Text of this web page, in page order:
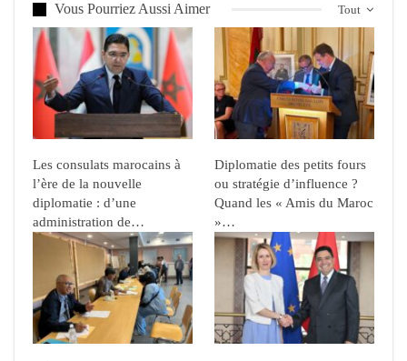
Tout
Vous Pourriez Aussi Aimer
Les consulats marocains à
l’ère de la nouvelle
diplomatie : d’une
administration de…
Diplomatie des petits fours
ou stratégie d’influence ?
Quand les « Amis du Maroc
»…